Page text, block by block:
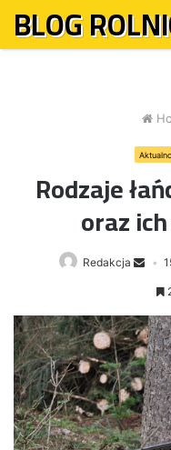
BLOG
Rodzaje
oraz
Redakcja